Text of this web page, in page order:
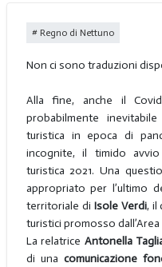
Regno di Nettuno
Non ci sono traduzioni
Alla fine, anche il
probabilmente
turistica in epoca di
incognite, il timido avvio
turistica 2021. Una
appropriato per l’ultimo
territoriale di Isole Verdi, il
turistici promosso
La relatrice Antonella
di una comunicazione